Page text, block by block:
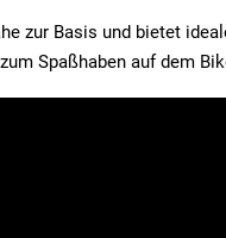
zur Basis und bietet
Spaßhaben auf dem